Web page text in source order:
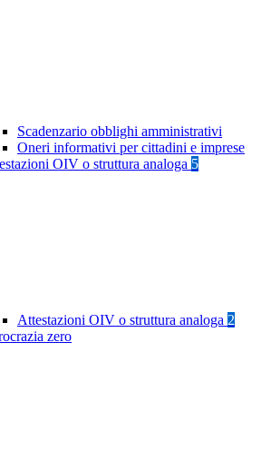
Scadenzario obblighi amministrativi
Oneri informativi per cittadini e imprese
OIV o struttura analoga 5
Attestazioni OIV o struttura analoga 2
zero